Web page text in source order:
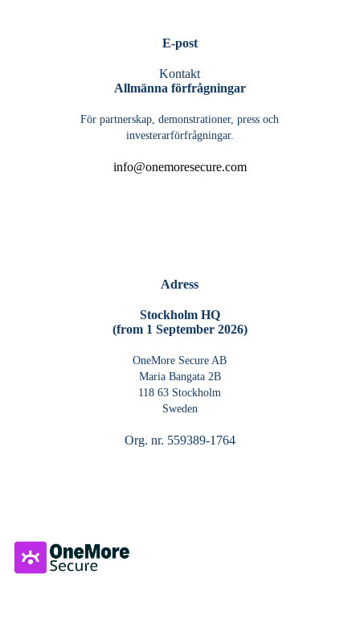
E-post
Kontakt
Allmänna förfrågningar
För partnerskap, demonstrationer, press och
investerarförfrågningar.
info@onemoresecure.com
Adress
Stockholm HQ
(from 1 September 2026)
OneMore Secure AB
Maria Bangata 2B
118 63 Stockholm
Sweden
Org. nr. 559389-1764